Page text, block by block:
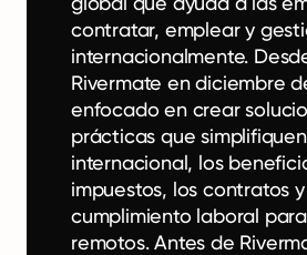
contratar, emplear y
internacionalmente.
Rivermate en diciembre
enfocado en crear
prácticas que
internacional, los
impuestos, los contratos
cumplimiento laboral
remotos. Antes de